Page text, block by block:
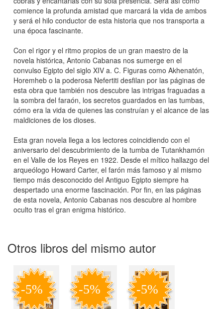
comience la profunda amistad que marcará la vida de ambos
y será el hilo conductor de esta historia que nos transporta a
una época fascinante.
Con el rigor y el ritmo propios de un gran maestro de la
novela histórica, Antonio Cabanas nos sumerge en el
convulso Egipto del siglo XIV a. C. Figuras como Akhenatón,
Horemheb o la poderosa Nefertiti desfilan por las páginas de
esta obra que también nos descubre las intrigas fraguadas a
la sombra del faraón, los secretos guardados en las tumbas,
cómo era la vida de quienes las construían y el alcance de las
maldiciones de los dioses.
Esta gran novela llega a los lectores coincidiendo con el
aniversario del descubrimiento de la tumba de Tutankhamón
en el Valle de los Reyes en 1922. Desde el mítico hallazgo del
arqueólogo Howard Carter, el farón más famoso y al mismo
tiempo más desconocido del Antiguo Egipto siempre ha
despertado una enorme fascinación. Por fin, en las páginas
de esta novela, Antonio Cabanas nos descubre al hombre
oculto tras el gran enigma histórico.
Otros libros del mismo autor